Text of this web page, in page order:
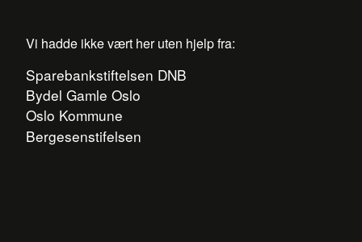
Vi hadde ikke vært her uten hjelp fra:
Sparebankstiftelsen DNB
Bydel Gamle Oslo
Oslo Kommune
Bergesenstifelsen